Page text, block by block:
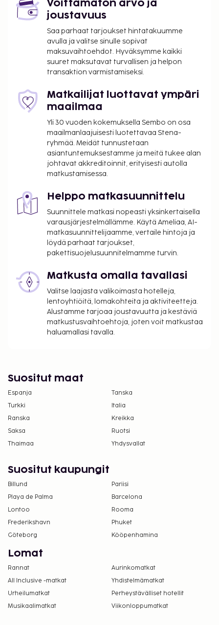
Majoituspaikan ensisijainen lentokenttä on
Strasbourg, Ranska (SXB-Strasbourgin
kansainvälinen lentoasema).
Käytössäsi on tietokonepiste, ilmaiset
sanomalehdet aulassa ja
kuivapesula-/pesulapalvelut. Palveluihin kuuluu
terassi sekä ilmainen langaton internetyhteys ja
pelihalli/-huone. Tämän hotellin palveluihin kuuluu
kiertoajelu-/lippupalvelu ja myyntiautomaatti.
Holiday Inn Express Strasbourg - Centre by IHG
tarjoaa asiakkailleen välipalabaarin/delin. Baarissa
voit nauttia raikasta juotavaa. Ilmainen
buffetaamiainen tarjoillaan arkipäivisin klo 6.30–
majoituspaikan virallisen tähtiluokituksen on
myöntänyt Ranskan turismin kehitysjärjestö ATOUT.
Majoituspaikka veloittaa seuraavat paikan päällä
suoritettavat maksut. Maksuihin saattaa sisältyä
sovellettavat verot:
yö. Tätä veroa ei peritä alle 18 vuotta vanhoilta
lapsilta.
Tässä on mainittu kaikki majoituspaikan meille
ilmoittamat maksut.
Katettu omatoiminen pysäköinti: 15 EUR per
Yllä oleva luettelo ei ehkä kata kaikkea. Maksut ja
takuumaksut eivät välttämättä sisällä veroja, ja ne
saattavat muuttua.
Kansallisten määräysten vuoksi käteismaksut
eivät voi ylittää 1000 EUR:n suuruista summaa
ottamalla yhteyttä majoituspaikkaan
varausvahvistuksessa olevien tietojen avulla.
Kansallisten tai paikallisten lakien mukaan
ilmastoinnin saatavuus voi olla rajoitettua 01.
lokakuuta - 31. toukokuuta.
Autoa ei tarvita tähän majoituspaikkaan
pääsemiseksi.
Tämä majoituspaikka toivottaa tervetulleiksi
kaikki asiakkaat seksuaaliseen
suuntautumiseen tai sukupuoli-identiteettiin
katsomatta (LGBTQ+ -ystävällinen).
Voittamaton arvo ja
joustavuus
Saa parhaat tarjoukset hintatakuumme
avulla ja valitse sinulle sopivat
maksuvaihtoehdot. Hyväksymme kaikki
suuret maksutavat turvallisen ja helpon
transaktion varmistamiseksi.
Matkailijat luottavat ympäri
maailmaa
Yli 30 vuoden kokemuksella Sembo on osa
maailmanlaajuisesti luotettavaa Stena-
ryhmää. Meidät tunnustetaan
asiantuntemuksestamme ja meitä tukee alan
johtavat akkreditoinnit, erityisesti autolla
matkustamisessa.
Helppo matkasuunnittelu
Suunnittele matkasi nopeasti yksinkertaisella
varausjärjestelmällämme. Käytä Ameliaa, AI-
matkasuunnittelijaamme, vertaile hintoja ja
löydä parhaat tarjoukset,
pakettisuojelusuunnitelmamme turvin.
Matkusta omalla tavallasi
Valitse laajasta valikoimasta hotelleja,
lentoyhtiöitä, lomakohteita ja aktiviteetteja.
Alustamme tarjoaa joustavuutta ja kestäviä
matkustusvaihtoehtoja, joten voit matkustaa
haluamallasi tavalla.
Suositut maat
Espanja
Tanska
Turkki
Italia
Ranska
Kreikka
Saksa
Ruotsi
Thaimaa
Yhdysvallat
Suositut kaupungit
Billund
Pariisi
Playa de Palma
Barcelona
Lontoo
Rooma
Frederikshavn
Phuket
Göteborg
Kööpenhamina
Lomat
Rannat
Aurinkomatkat
All Inclusive -matkat
Yhdistelmämatkat
Urheilumatkat
Perheystävälliset hotellit
Musikaalimatkat
Viikonloppumatkat